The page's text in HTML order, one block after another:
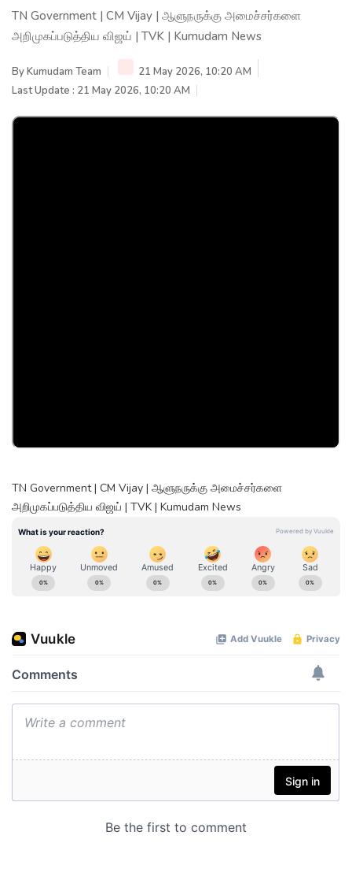
TN Government | CM Vijay | ஆளுநருக்கு அமைச்சர்களை
அறிமுகப்படுத்திய விஜய் | TVK | Kumudam News
ByKumudam Team
21 May 2026, 10:20 AM
Last Update : 21 May 2026, 10:20 AM
TN Government | CM Vijay | ஆளுநருக்கு அமைச்சர்களை
அறிமுகப்படுத்திய விஜய் | TVK | Kumudam News